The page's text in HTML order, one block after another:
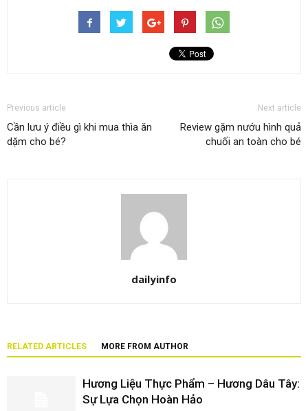
Previous article
Cần lưu ý điều gì khi mua thìa ăn
dặm cho bé?
Next article
Review gặm nướu hình quả
chuối an toàn cho bé
dailyinfo
RELATED ARTICLES MORE FROM AUTHOR
Hương Liệu Thực Phẩm – Hương Dâu Tây:
Sự Lựa Chọn Hoàn Hảo